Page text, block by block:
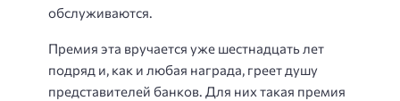
обслуживаются.
Премия эта вручается уже шестнадцать лет
подряд и, как и любая награда, греет душу
представителей банков. Для них такая премия